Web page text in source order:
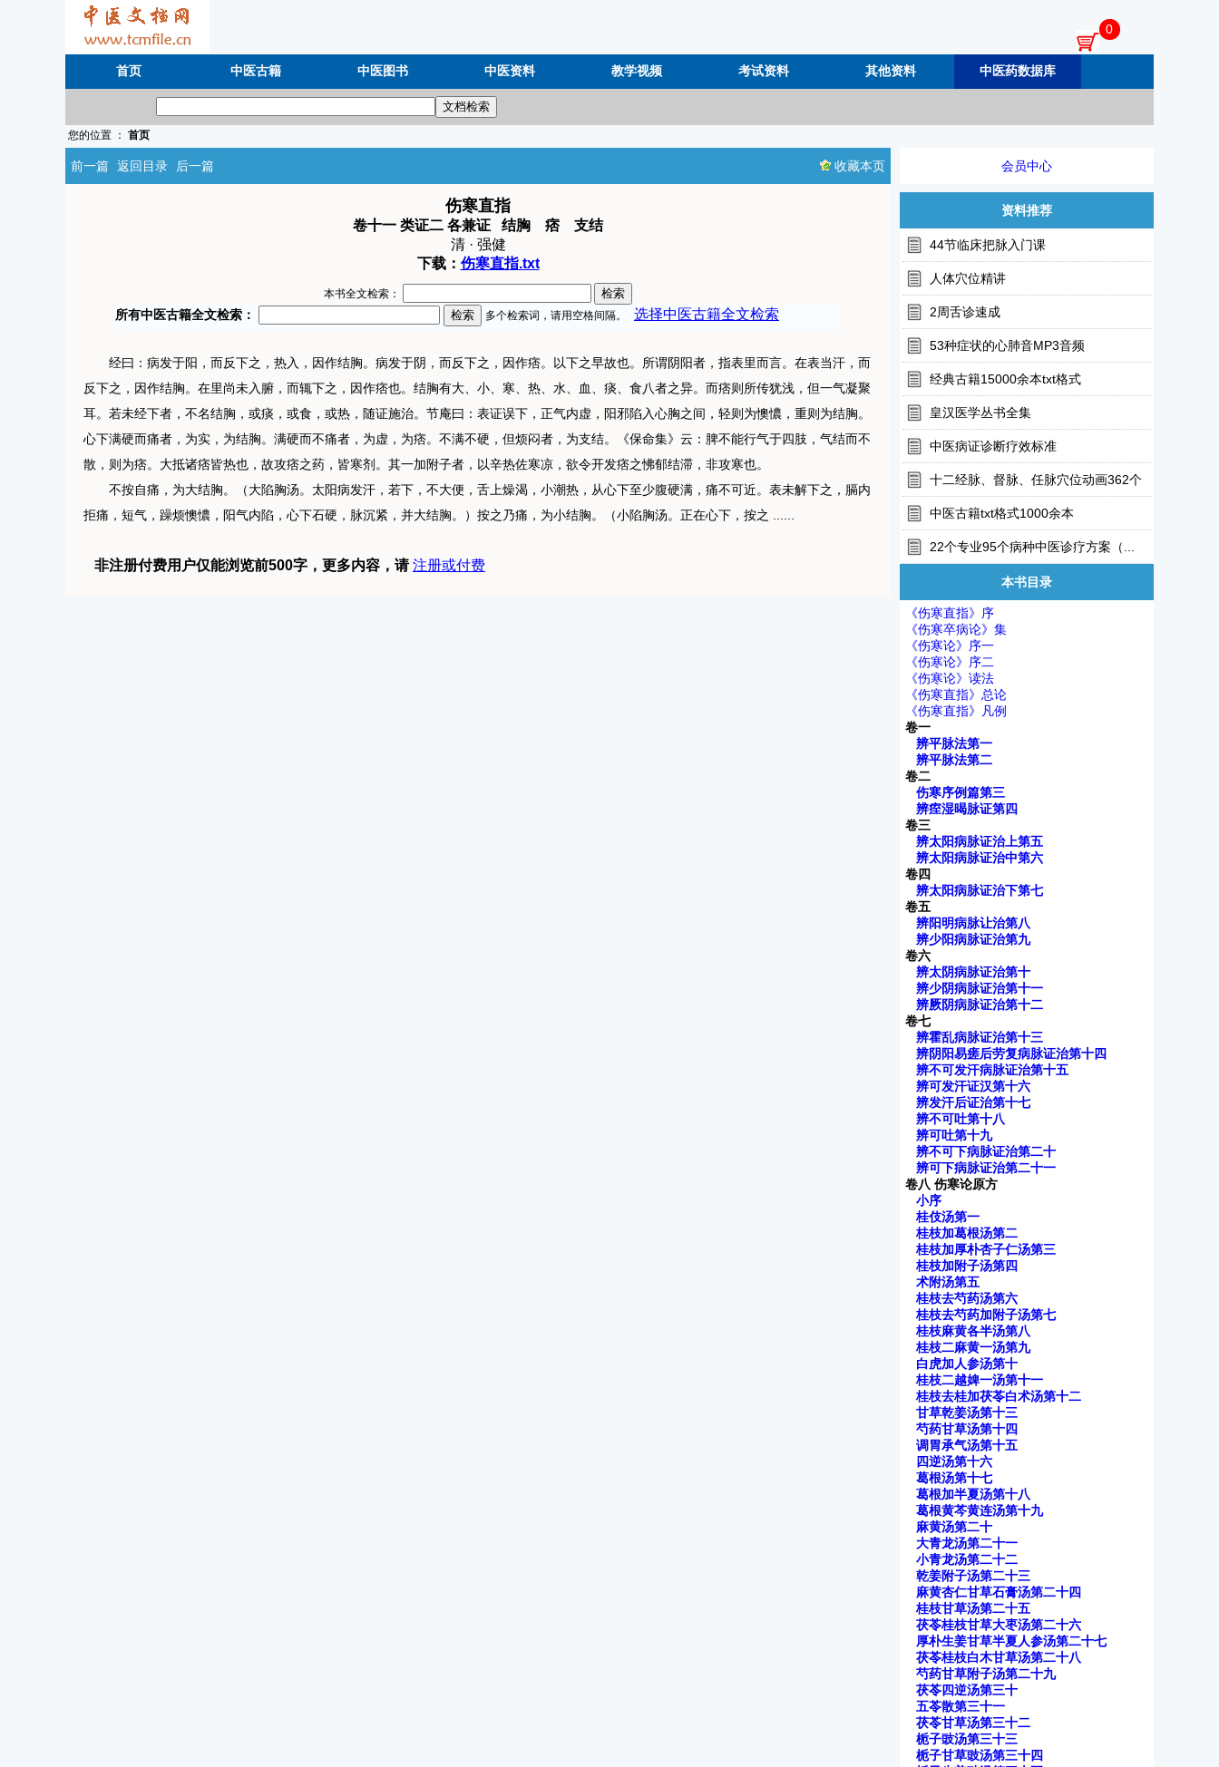
0
首页 中医古籍 中医图书 中医资料 教学视频 考试资料 其他资料 中医药数据库
您的位置 ： 首页
前一篇 返回目录 后一篇 收藏本页
伤寒直指
卷十一 类证二 各兼证 结胸 痞 支结
清 · 强健
下载： 伤寒直指.txt
本书全文检索：
经曰：病发于阳，而反下之，热入，因作结胸。病发于阴，而反下之，因作痞。以下之早故也。所谓阴阳者，指表里而言。在表当汗，而
反下之，因作结胸。在里尚未入腑，而辄下之，因作痞也。结胸有大、小、寒、热、水、血、痰、食八者之异。而痞则所传犹浅，但一气凝聚
耳。若未经下者，不名结胸，或痰，或食，或热，随证施治。节庵曰：表证误下，正气内虚，阳邪陷入心胸之间，轻则为懊憹，重则为结胸。
心下满硬而痛者，为实，为结胸。满硬而不痛者，为虚，为痞。不满不硬，但烦闷者，为支结。《保命集》云：脾不能行气于四肢，气结而不
散，则为痞。大抵诸痞皆热也，故攻痞之药，皆寒剂。其一加附子者，以辛热佐寒凉，欲令开发痞之怫郁结滞，非攻寒也。
不按自痛，为大结胸。（大陷胸汤。太阳病发汗，若下，不大便，舌上燥渴，小潮热，从心下至少腹硬满，痛不可近。表未解下之，膈内
拒痛，短气，躁烦懊憹，阳气内陷，心下石硬，脉沉紧，并大结胸。）按之乃痛，为小结胸。（小陷胸汤。正在心下，按之 ......
非注册付费用户仅能浏览前500字，更多内容，请 注册或付费
会员中心
资料推荐
44节临床把脉入门课
人体穴位精讲
2周舌诊速成
53种症状的心肺音MP3音频
经典古籍15000余本txt格式
皇汉医学丛书全集
中医病证诊断疗效标准
十二经脉、督脉、任脉穴位动画362个
中医古籍txt格式1000余本
22个专业95个病种中医诊疗方案（...
本书目录
《伤寒直指》序
《伤寒卒病论》集
《伤寒论》序一
《伤寒论》序二
《伤寒论》读法
《伤寒直指》总论
《伤寒直指》凡例
卷一
辨平脉法第一
辨平脉法第二
卷二
伤寒序例篇第三
辨痓湿暍脉证第四
卷三
辨太阳病脉证治上第五
辨太阳病脉证治中第六
卷四
辨太阳病脉证治下第七
卷五
辨阳明病脉让治第八
辨少阳病脉证治第九
卷六
辨太阴病脉证治第十
辨少阴病脉证治第十一
辨厥阴病脉证治第十二
卷七
辨霍乱病脉证治第十三
辨阴阳易瘥后劳复病脉证治第十四
辨不可发汗病脉证治第十五
辨可发汗证汉第十六
辨发汗后证治第十七
辨不可吐第十八
辨可吐第十九
辨不可下病脉证治第二十
辨可下病脉证治第二十一
卷八 伤寒论原方
小序
桂伎汤第一
桂枝加葛根汤第二
桂枝加厚朴杏子仁汤第三
桂枝加附子汤第四
术附汤第五
桂枝去芍药汤第六
桂枝去芍药加附子汤第七
桂枝麻黄各半汤第八
桂枝二麻黄一汤第九
白虎加人参汤第十
桂枝二越婢一汤第十一
桂枝去桂加茯苓白术汤第十二
甘草乾姜汤第十三
芍药甘草汤第十四
调胃承气汤第十五
四逆汤第十六
葛根汤第十七
葛根加半夏汤第十八
葛根黄芩黄连汤第十九
麻黄汤第二十
大青龙汤第二十一
小青龙汤第二十二
乾姜附子汤第二十三
麻黄杏仁甘草石膏汤第二十四
桂枝甘草汤第二十五
茯苓桂枝甘草大枣汤第二十六
厚朴生姜甘草半夏人参汤第二十七
茯苓桂枝白木甘草汤第二十八
芍药甘草附子汤第二十九
茯苓四逆汤第三十
五苓散第三十一
茯苓甘草汤第三十二
栀子豉汤第三十三
栀子甘草豉汤第三十四